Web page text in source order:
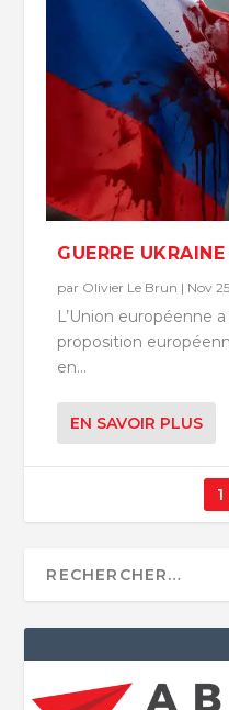
GUERRE
par Olivier Le Brun | Nov
L’Union européenne
proposition
en...
EN SAVOIR PLUS
1